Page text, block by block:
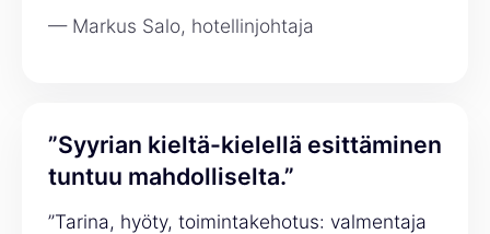
— Markus Salo, hotellinjohtaja
”Syyrian kieltä-kielellä esittäminen
tuntuu mahdolliselta.”
”Tarina, hyöty, toimintakehotus: valmentaja